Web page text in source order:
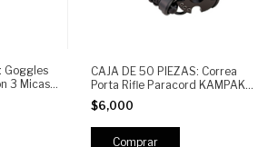
Goggles
3 Micas
CAJA DE 50 PIEZAS: Correa
Porta Rifle Paracord KAMPAK
KW321 | Sling Táctico
Ajustable Militar, porta fusil 1
punto
$6,000